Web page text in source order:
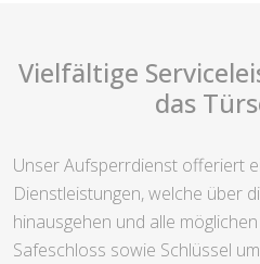
Vielfältige
das
Unser Aufsperrdienst offeriert
Dienstleistungen, welche über
hinausgehen und alle
Safeschloss sowie Schlüssel